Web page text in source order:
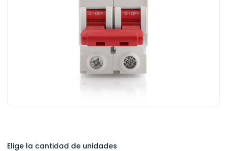
Elige la cantidad de unidades